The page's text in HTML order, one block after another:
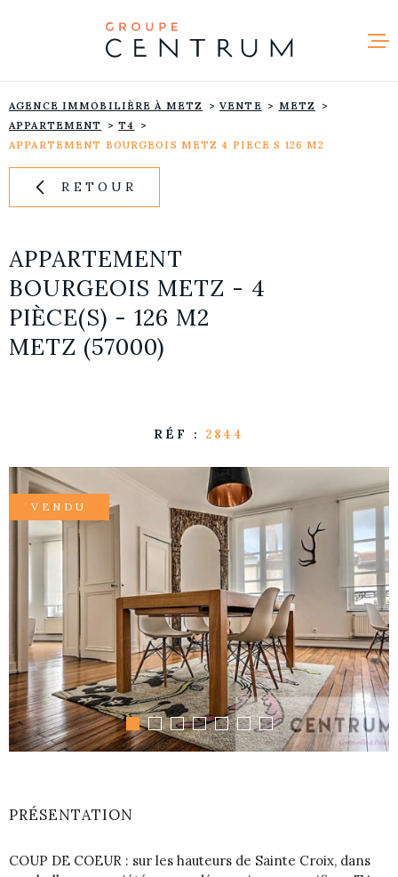
AGENCE IMMOBILIÈRE À METZ VENTE
METZ
APPARTEMENT
T4
APPARTEMENT BOURGEOIS METZ 4 PIECE S 126 M2
RETOUR
APPARTEMENT
BOURGEOIS METZ - 4
PIÈCE(S) - 126 M2
METZ (57000)
RÉF : 2844
VENDU
PRÉSENTATION
COUP DE COEUR : sur les hauteurs de Sainte Croix, dans